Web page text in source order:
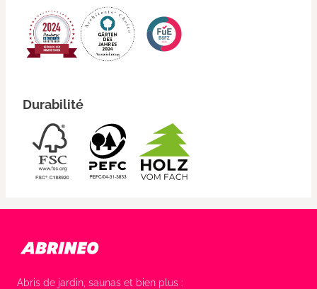
Durabilité
Abris de jardin, saunas et bien plus :